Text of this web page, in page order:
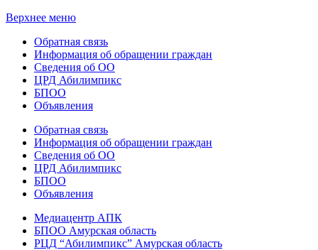
Верхнее меню
Обратная связь
Информация об обращении граждан
Сведения об ОО
ЦРД Абилимпикс
БПОО
Объявления
Обратная связь
Информация об обращении граждан
Сведения об ОО
ЦРД Абилимпикс
БПОО
Объявления
Медиацентр АПК
БПОО Амурская область
РЦД “Абилимпикс” Амурская область